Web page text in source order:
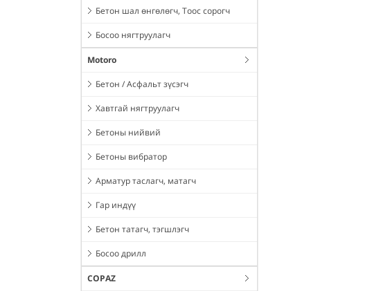
Бетон шал өнгөлөгч, Тоос сорогч
Босоо нягтруулагч
Motoro
Бетон / Асфальт зүсэгч
Хавтгай нягтруулагч
Бетоны нийвий
Бетоны вибратор
Арматур таслагч, матагч
Гар индүү
Бетон татагч, тэгшлэгч
Босоо дрилл
COPAZ